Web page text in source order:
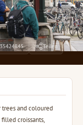
Teilen
and coloured
croissants,